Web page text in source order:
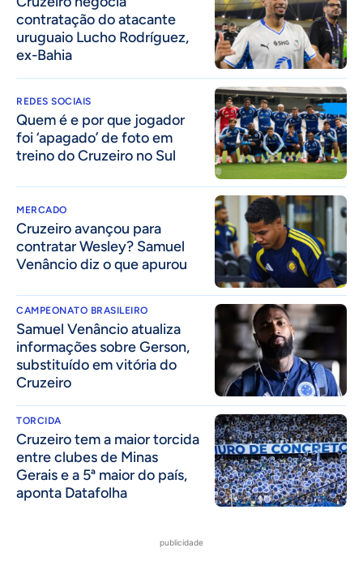
contratação do atacante
uruguaio Lucho Rodríguez,
ex-Bahia
REDES SOCIAIS
Quem é e por que jogador
foi ‘apagado’ de foto em
treino do Cruzeiro no Sul
MERCADO
Cruzeiro avançou para
contratar Wesley? Samuel
Venâncio diz o que apurou
CAMPEONATO BRASILEIRO
Samuel Venâncio atualiza
informações sobre Gerson,
substituído em vitória do
Cruzeiro
TORCIDA
Cruzeiro tem a maior torcida
entre clubes de Minas
Gerais e a 5ª maior do país,
aponta Datafolha
publicidade